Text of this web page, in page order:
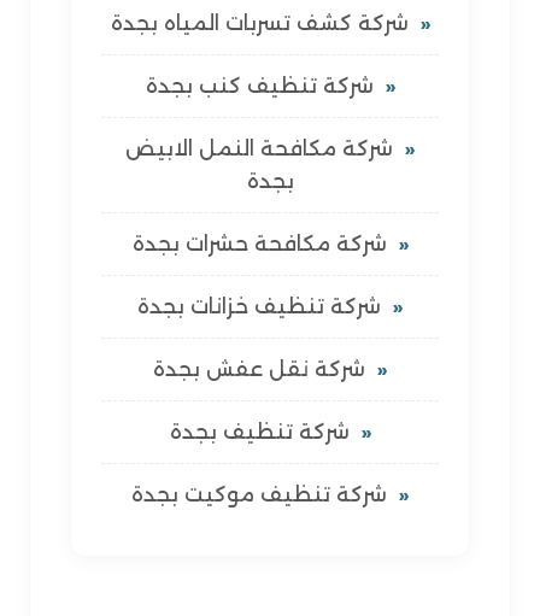
شركة كشف تسربات المياه بجدة
شركة تنظيف كنب بجدة
شركة مكافحة النمل الابيض
بجدة
شركة مكافحة حشرات بجدة
شركة تنظيف خزانات بجدة
شركة نقل عفش بجدة
شركة تنظيف بجدة
شركة تنظيف موكيت بجدة